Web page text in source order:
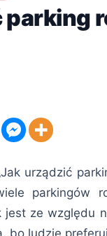
parking
urządzić
parkingów
jest ze względu